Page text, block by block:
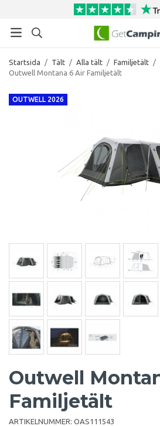
Startsida / Tält / Alla tält / Familjetält /
Outwell Montana 6 Air Familjetält
OUTWELL 2026
Outwell
Familjetält
ARTIKELNUMMER: OAS111543